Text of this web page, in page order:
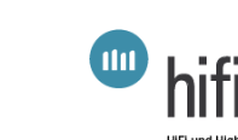
Zum Hauptinhalt springen